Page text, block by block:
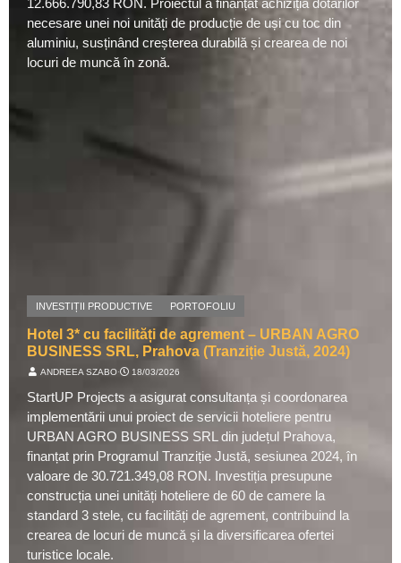
necesare unei noi unități de producție de uși cu toc din
aluminiu, susținând creșterea durabilă și crearea de noi
locuri de muncă în zonă.
INVESTIȚII PRODUCTIVE PORTOFOLIU
Hotel 3* cu facilități de agrement – URBAN AGRO
BUSINESS SRL, Prahova (Tranziție Justă, 2024)
ANDREEA SZABO⋅ 18/03/2026
StartUP Projects a asigurat consultanța și coordonarea
implementării unui proiect de servicii hoteliere pentru
URBAN AGRO BUSINESS SRL din județul Prahova,
finanțat prin Programul Tranziție Justă, sesiunea 2024, în
valoare de 30.721.349,08 RON. Investiția presupune
construcția unei unități hoteliere de 60 de camere la
standard 3 stele, cu facilități de agrement, contribuind la
crearea de locuri de muncă și la diversificarea ofertei
turistice locale.